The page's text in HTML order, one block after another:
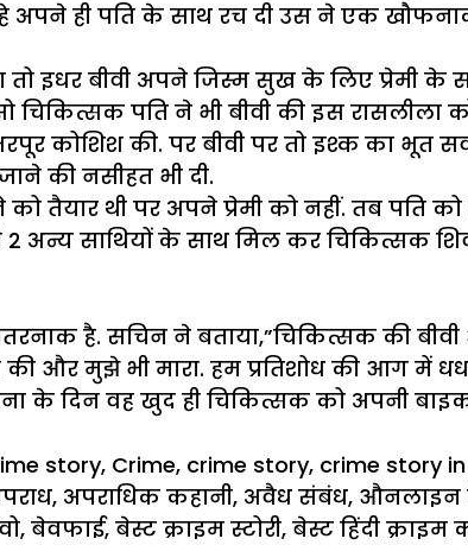
ही पति के साथ रच दी उस ने एक
इधर बीवी अपने जिस्म सुख के लिए प्रेमी
पति ने भी बीवी की इस रासलीला
कोशिश की. पर बीवी पर तो इश्क का भूत
की नसीहत भी दी.
को तैयार थी पर अपने प्रेमी को नहीं. तब
अन्य साथियों के साथ मिल कर चिकित्सक
है. सचिन ने बताया,”चिकित्सक की
और मुझे भी मारा. हम प्रतिशोध की आग में
के दिन वह खुद ही चिकित्सक को अपनी
story, Crime, crime story, crime story
, अपराधिक कहानी, अवैध संबंध, औनलाइन
, बेवफाई, बेस्ट क्राइम स्टोरी, बेस्ट हिंदी क्राइम